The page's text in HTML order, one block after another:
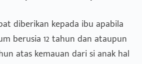
diberikan kepada ibu apabila
berusia 12 tahun dan ataupun
atas kemauan dari si anak hal